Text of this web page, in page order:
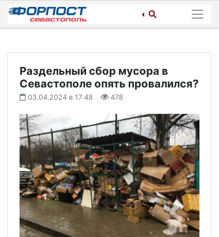
Skip
content
Раздельный сбор мусора в
Севастополе опять провалился?
03.04.2024 в 17:48 478